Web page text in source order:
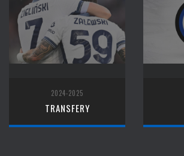
2024-2025
TRANSFERY